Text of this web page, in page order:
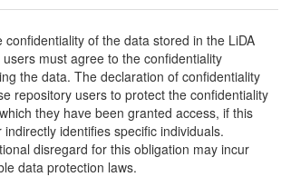
of the data stored in the LiDA
must agree to the confidentiality
the data. The declaration of confidentiality
repository users to protect the confidentiality
they have been granted access, if this
identifies specific individuals.
disregard for this obligation may incur
data protection laws.